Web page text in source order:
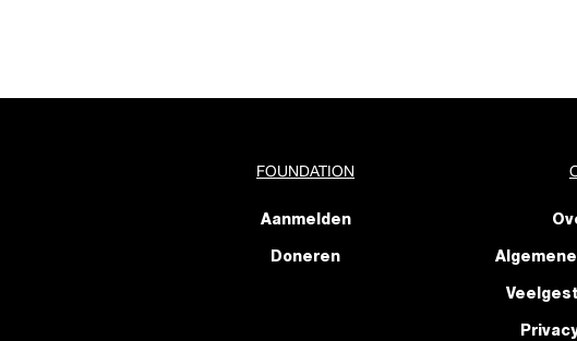
FOUNDATION
Aanmelden
Doneren